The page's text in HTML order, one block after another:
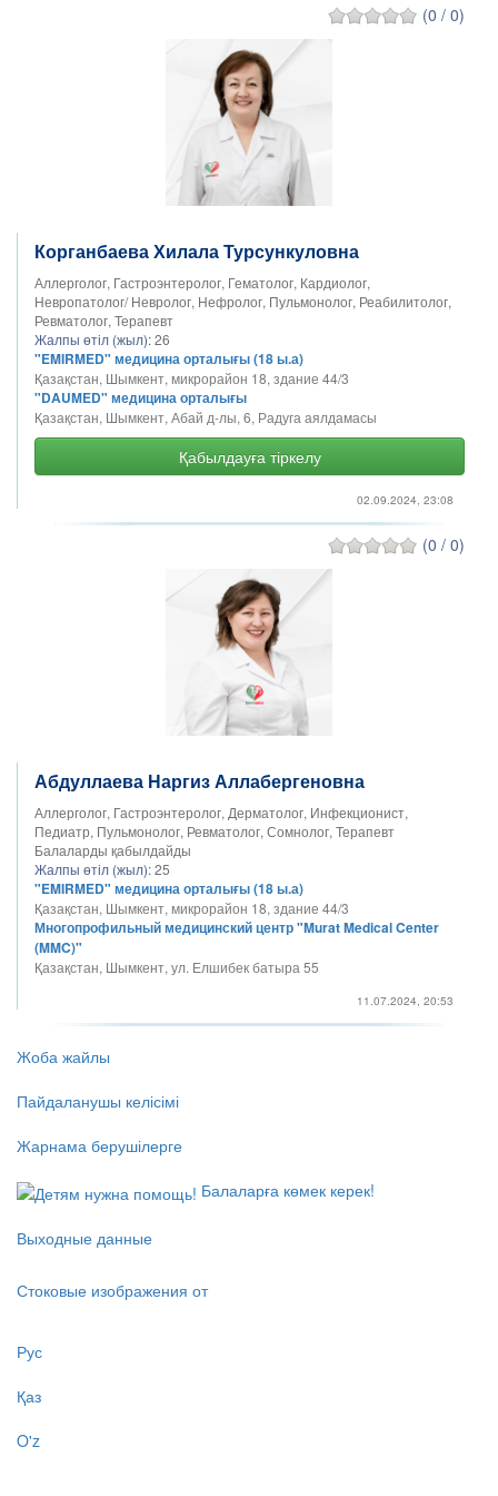
(0 / 0)
Корганбаева Хилала Турсункуловна
Аллерголог, Гастроэнтеролог, Гематолог, Кардиолог,
Невропатолог/ Невролог, Нефролог, Пульмонолог, Реабилитолог,
Ревматолог, Терапевт
Жалпы өтіл (жыл):26
"EMIRMED" медицина орталығы (18 ы.а)
Қазақстан, Шымкент, микрорайон 18, здание 44/3
"DAUMED" медицина орталығы
Қазақстан, Шымкент, Абай д-лы, 6, Радуга аялдамасы
Қабылдауға тіркелу
02.09.2024, 23:08
(0 / 0)
Абдуллаева Наргиз Аллабергеновна
Аллерголог, Гастроэнтеролог, Дерматолог, Инфекционист,
Педиатр, Пульмонолог, Ревматолог, Сомнолог, Терапевт
Балаларды қабылдайды
Жалпы өтіл (жыл):25
"EMIRMED" медицина орталығы (18 ы.а)
Қазақстан, Шымкент, микрорайон 18, здание 44/3
Многопрофильный медицинский центр "Murat Medical Center
(MMC)"
Қазақстан, Шымкент, ул. Елшибек батыра 55
11.07.2024, 20:53
Жоба жайлы
Пайдаланушы келісімі
Жарнама берушілерге
Балаларға көмек керек!
Выходные данные
Стоковые изображения от
Рус
Қаз
O'z